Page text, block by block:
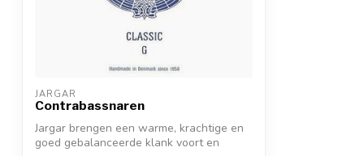
JARGAR
Contrabassnaren
Jargar brengen een warme, krachtige en
goed gebalanceerde klank voort en